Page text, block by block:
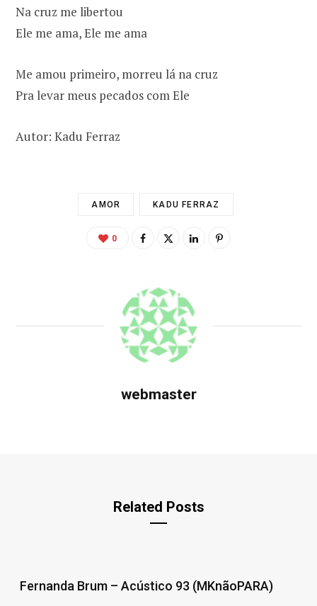
Na cruz me libertou
Ele me ama, Ele me ama
Me amou primeiro, morreu lá na cruz
Pra levar meus pecados com Ele
Autor: Kadu Ferraz
AMOR KADU FERRAZ
0
webmaster
Related Posts
Fernanda Brum – Acústico 93 (MKnãoPARA)